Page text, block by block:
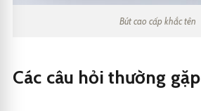
Bút cao cấp khắc tên
Các câu hỏi thường gặp